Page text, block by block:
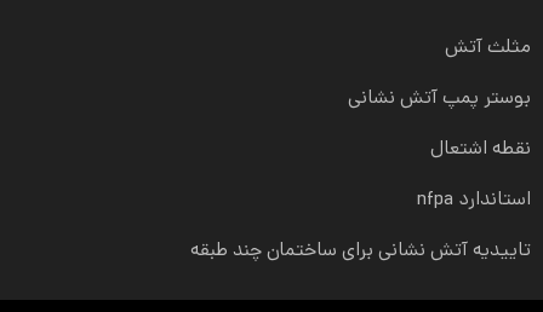
مثلث آتش
بوستر پمپ آتش نشانی
نقطه اشتعال
استاندارد nfpa
تاییدیه آتش نشانی برای ساختمان چند طبقه